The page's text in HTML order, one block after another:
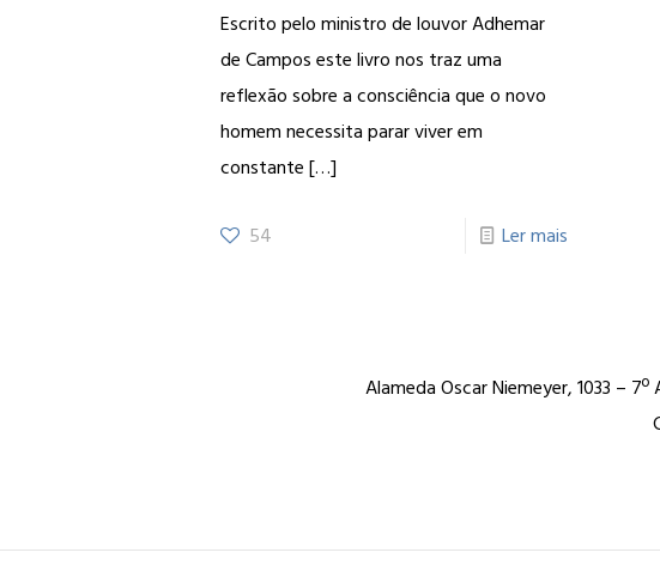
Escrito pelo ministro de louvor Adhemar
de Campos este livro nos traz uma
reflexão sobre a consciência que o novo
homem necessita parar viver em
constante[…]
54 Ler mais
Alameda Oscar Niemeyer, 1033 –